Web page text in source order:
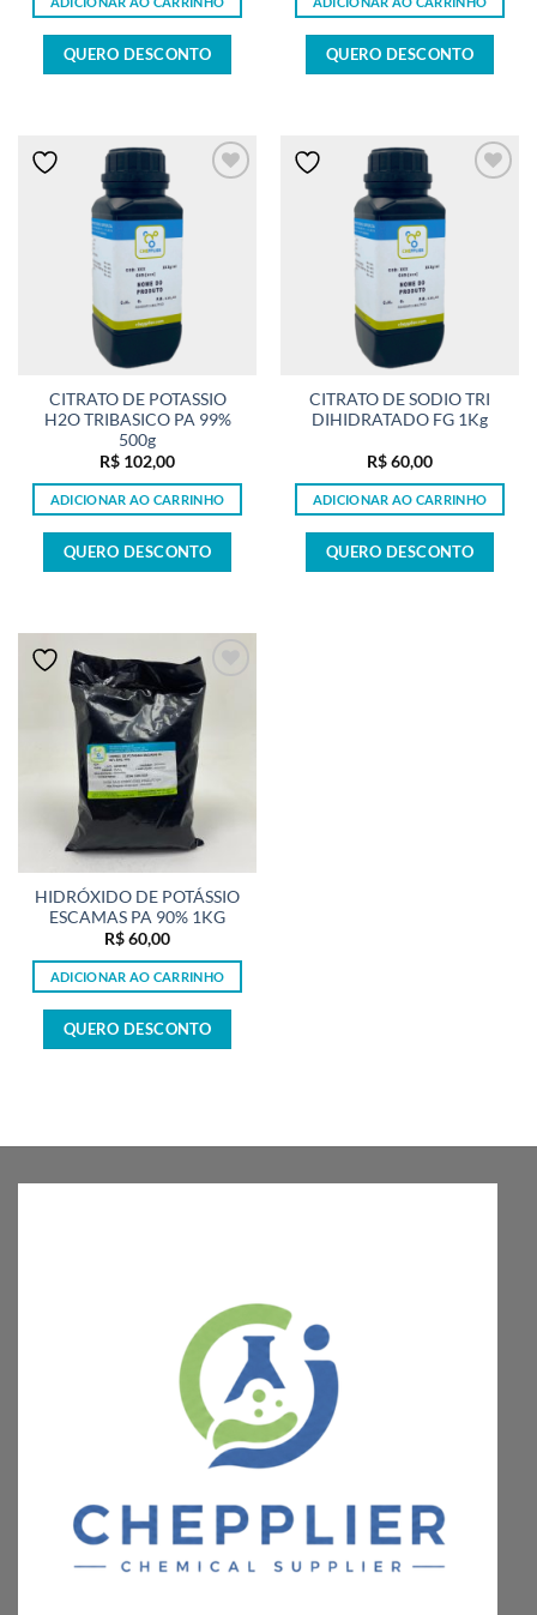
QUERO DESCONTO QUERO DESCONTO
CITRATO DE POTASSIO
H2O TRIBASICO PA 99%
500g
R$ 102,00
ADICIONAR AO CARRINHO
QUERO DESCONTO
CITRATO DE SODIO TRI
DIHIDRATADO FG 1Kg
R$60,00
ADICIONAR AO CARRINHO
QUERO DESCONTO
HIDRÓXIDO DE POTÁSSIO
ESCAMAS PA 90% 1KG
R$60,00
ADICIONAR AO CARRINHO
QUERO DESCONTO